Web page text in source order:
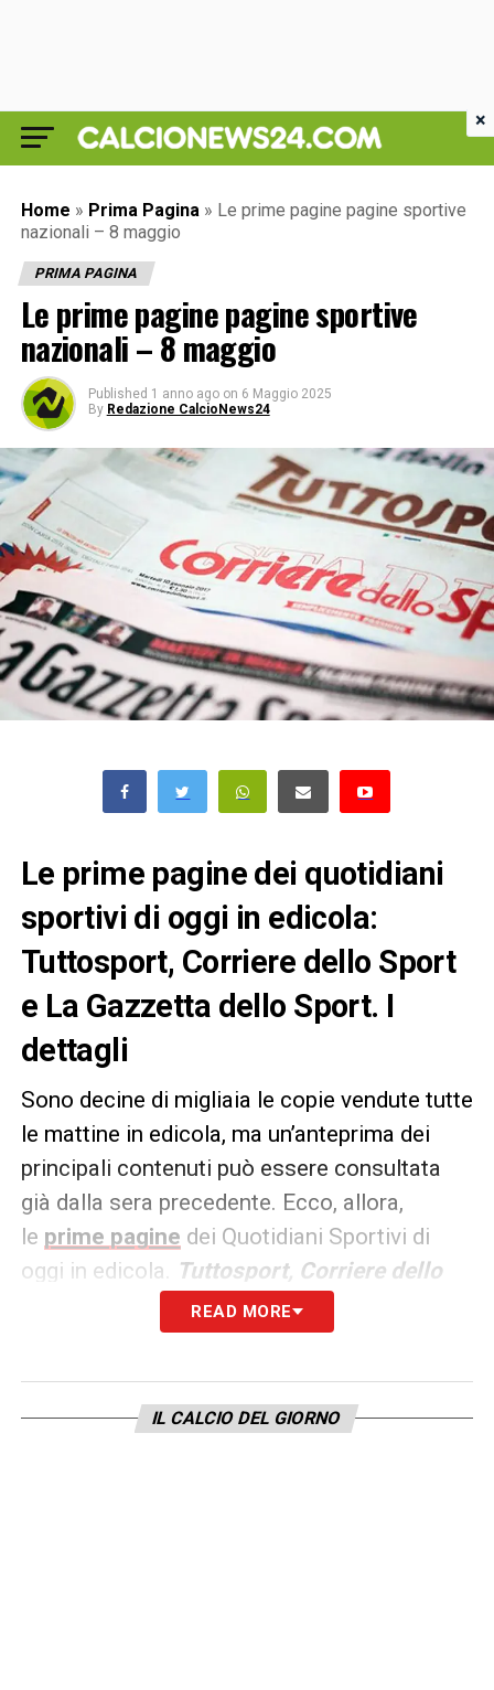
Home » Prima Pagina » Le prime pagine pagine sportive
nazionali – 8 maggio
PRIMA PAGINA
Le prime pagine pagine sportive
nazionali – 8 maggio
Published 1 anno ago on 6 Maggio 2025
By Redazione CalcioNews24
Le prime pagine dei quotidiani
sportivi di oggi in edicola:
Tuttosport, Corriere dello Sport
e La Gazzetta dello Sport. I
dettagli
Sono decine di migliaia le copie vendute tutte
le mattine in edicola, ma un’anteprima dei
principali contenuti può essere consultata
già dalla sera precedente. Ecco, allora,
le prime pagine dei Quotidiani Sportivi di
oggi in edicola.
Tuttosport, Corriere dello
Sport e La Gazzetta dello
rappresentano i principali quotidiani
giorno tanto per gli addetti ai lavori quanto
per gli appassionati.
READ MORE
IL CALCIO DEL GIORNO
×